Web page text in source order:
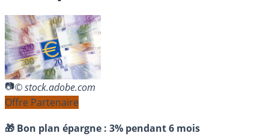
© stock.adobe.com
Offre Partenaire
🎁 Bon plan épargne : 3% pendant 6 mois